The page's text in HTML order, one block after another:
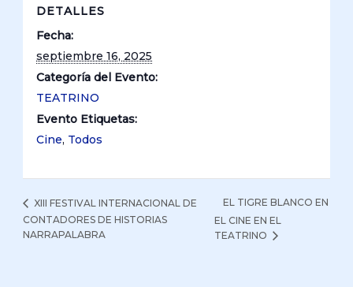
DETALLES
Fecha:
septiembre 16, 2025
Categoría del Evento:
TEATRINO
Evento Etiquetas:
Cine, Todos
XIII FESTIVAL INTERNACIONAL DE
CONTADORES DE HISTORIAS
NARRAPALABRA
EL TIGRE BLANCO EN
EL CINE EN EL
TEATRINO